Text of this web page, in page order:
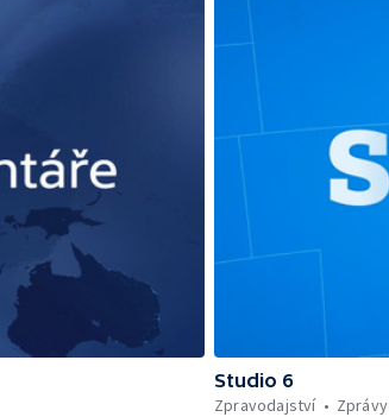
Studio 6
Zpravodajství
Zprávy